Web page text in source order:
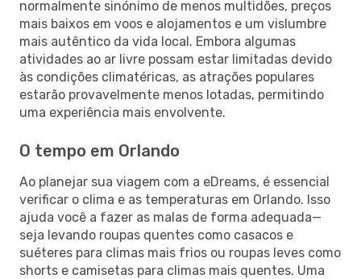
normalmente sinónimo de menos multidões, preços
mais baixos em voos e alojamentos e um vislumbre
mais autêntico da vida local. Embora algumas
atividades ao ar livre possam estar limitadas devido
às condições climatéricas, as atrações populares
estarão provavelmente menos lotadas, permitindo
uma experiência mais envolvente.
O tempo em Orlando
Ao planejar sua viagem com a eDreams, é essencial
verificar o clima e as temperaturas em Orlando. Isso
ajuda você a fazer as malas de forma adequada—
seja levando roupas quentes como casacos e
suéteres para climas mais frios ou roupas leves como
shorts e camisetas para climas mais quentes. Uma